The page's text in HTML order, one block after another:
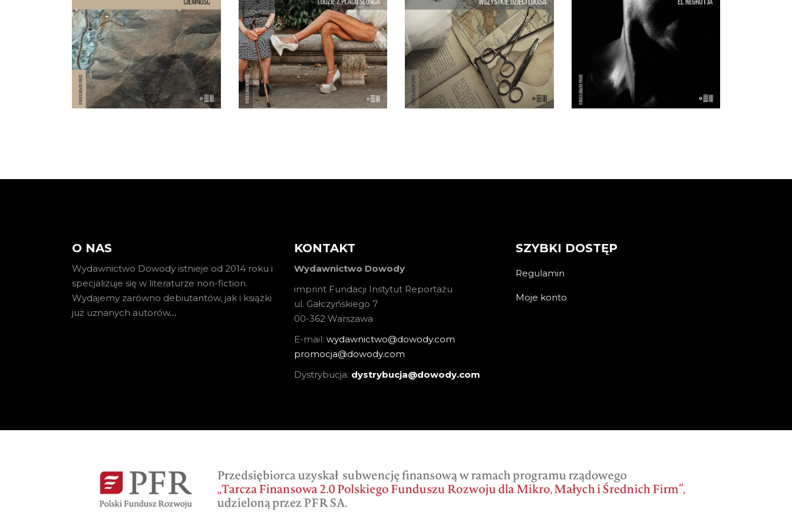
ziemią, w ciemności, wilgoci, bez
jedzenia i wody pitnej zostało
uwięzionych 33 mężczyzn. Akcja
ratownicza w kopalni San José
wydawała się niemożliwa.
Dopiero po 17 dniach […]
przestała się bać. Manuel, który
przez 30 lat nie wychodził z
domu. Pedro, syn obwoźnego
handlarza, który zamiast mówić
“Nie ma Boga, […]
39.00zł 19.50zł
drobiazgowego reporterskiego
śledztwa Kamil Bałuk szukał
odpowiedzi na pytanie, jak
doszło do tego, że jeden
człowiek został ojcem ponad
dwusetki dzieci – i kim są […]
człowieka, który był wystawiany
publicznie aż do lat 90. XX wieku
jako eksponat muzealny. Frank
Westerman, holenderski
reporter, próbuje przywrócić
buszmenowi z Banyoles jego […]
O NAS
Wydawnictwo Dowody istnieje od 2014 roku i
specjalizuje się w literaturze non-fiction.
Wydajemy zarówno debiutantów, jak i książki
już uznanych autorów…
KONTAKT
Wydawnictwo Dowody
imprint Fundacji Instytut Reportażu
ul. Gałczyńskiego 7
00-362 Warszawa
E-mail: wydawnictwo@dowody.com
promocja@dowody.com
Dystrybucja: dystrybucja@dowody.com
SZYBKI DOSTĘP
Regulamin
Moje konto